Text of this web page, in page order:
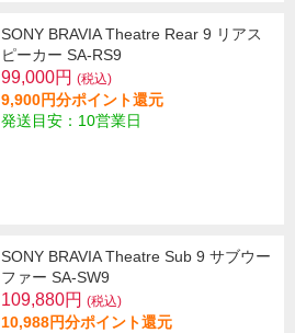
SONY BRAVIA Theatre Rear 9 リアス
ピーカー SA-RS9
99,000円 (税込)
9,900円分ポイント還元
発送目安：10営業日
SONY BRAVIA Theatre Sub 9 サブウー
ファー SA-SW9
109,880円 (税込)
10,988円分ポイント還元